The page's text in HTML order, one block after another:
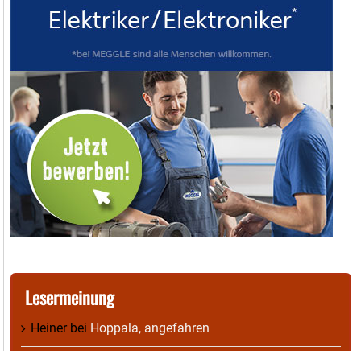
Lesermeinung
Heinerbei Hoppala, angefahren